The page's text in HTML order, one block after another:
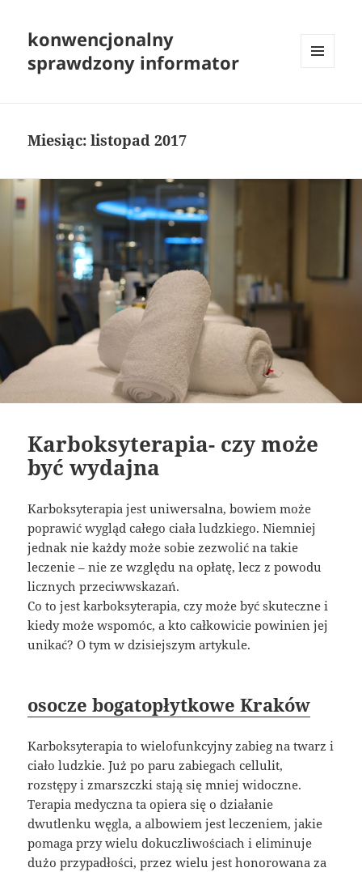
konwencjonalny
sprawdzony informator
Miesiąc:listopad 2017
Karboksyterapia- czy może
być wydajna
Karboksyterapia jest uniwersalna, bowiem może
poprawić wygląd całego ciała ludzkiego. Niemniej
jednak nie każdy może sobie zezwolić na takie
leczenie – nie ze względu na opłatę, lecz z powodu
licznych przeciwwskazań.
Co to jest karboksyterapia, czy może być skuteczne i
kiedy może wspomóc, a kto całkowicie powinien jej
unikać? O tym w dzisiejszym artykule.
osocze bogatopłytkowe Kraków
Karboksyterapia to wielofunkcyjny zabieg na twarz i
ciało ludzkie. Już po paru zabiegach cellulit,
rozstępy i zmarszczki stają się mniej widoczne.
Terapia medyczna ta opiera się o działanie
dwutlenku węgla, a albowiem jest leczeniem, jakie
pomaga przy wielu dokuczliwościach i eliminuje
dużo przypadłości, przez wielu jest honorowana za